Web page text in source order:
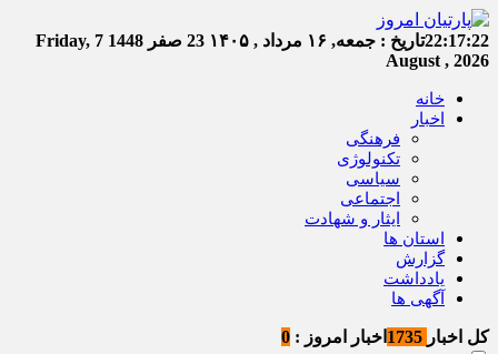
22:17:23تاریخ : جمعه, ۱۶ مرداد , ۱۴۰۵ 23 صفر 1448
Friday, 7
August , 2026
خانه
اخبار
فرهنگی
تکنولوژی
سیاسی
اجتماعی
ایثار و شهادت
استان ها
گزارش
یادداشت
آگهی ها
کل اخبار اخبار امروز : 0